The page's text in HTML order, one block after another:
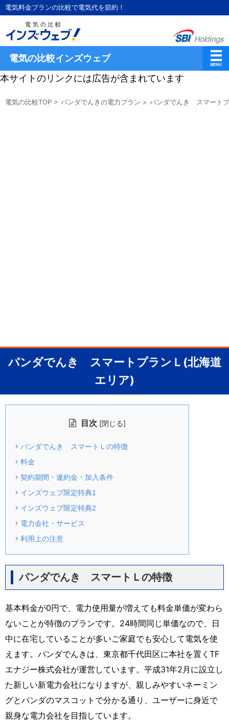
電気料金プランの比較で電気代を節約！
電気の比較インズウェブ
本サイトのリンクには広告が含まれています
電気の比較TOP > パンダでんきの電力プラン > パンダでんき スマート
パンダでんき スマートプランＬ(北海道
エリア)
目次 [閉じる]
パンダでんき スマートＬの特徴
料金
契約期間・違約金・加入条件
インズウェブ限定特典1
インズウェブ限定特典2
電力会社・サービス
利用上の注意
パンダでんき スマートＬの特徴
基本料金が0円で、電力使用量が増えても料金単価が変わら
ないことが特徴のプランです。24時間同じ単価なので、日
中に在宅していることが多いご家庭でも安心して電気を使
えます。パンダでんきは、東京都千代田区に本社を置くTF
エナジー株式会社が運営しています。平成31年2月に設立し
た新しい新電力会社になりますが、親しみやすいネーミン
グとパンダのマスコットで分かる通り、ユーザーに身近で
親身な電力会社を目指しています。